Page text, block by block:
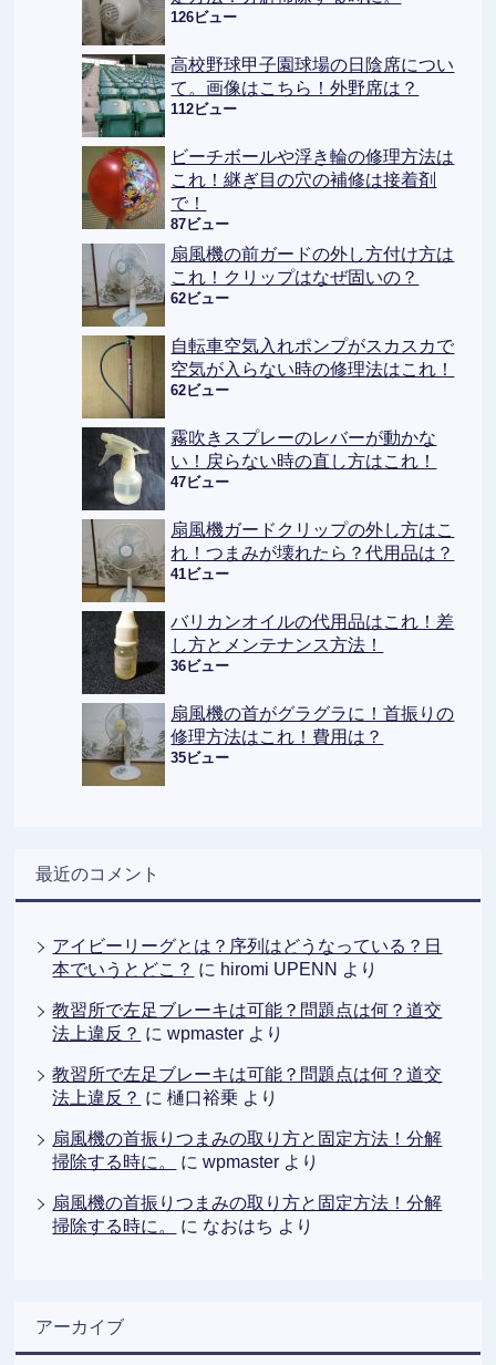
126ビュー
高校野球甲子園球場の日陰席につい
て。画像はこちら！外野席は？
112ビュー
ビーチボールや浮き輪の修理方法は
これ！継ぎ目の穴の補修は接着剤
で！
87ビュー
扇風機の前ガードの外し方付け方は
これ！クリップはなぜ固いの？
62ビュー
自転車空気入れポンプがスカスカで
空気が入らない時の修理法はこれ！
62ビュー
霧吹きスプレーのレバーが動かな
い！戻らない時の直し方はこれ！
47ビュー
扇風機ガードクリップの外し方はこ
れ！つまみが壊れたら？代用品は？
41ビュー
バリカンオイルの代用品はこれ！差
し方とメンテナンス方法！
36ビュー
扇風機の首がグラグラに！首振りの
修理方法はこれ！費用は？
35ビュー
最近のコメント
アイビーリーグとは？序列はどうなっている？日
本でいうとどこ？ に hiromi UPENN より
教習所で左足ブレーキは可能？問題点は何？道交
法上違反？ にwpmaster より
教習所で左足ブレーキは可能？問題点は何？道交
法上違反？ に樋口裕乗 より
扇風機の首振りつまみの取り方と固定方法！分解
掃除する時に。
にwpmaster より
扇風機の首振りつまみの取り方と固定方法！分解
掃除する時に。
に なおはち より
アーカイブ